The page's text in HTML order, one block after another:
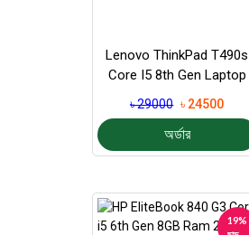
Lenovo ThinkPad T490s
Core I5 8th Gen Laptop
৳ 29000 ৳ 24500
অর্ডার
19%